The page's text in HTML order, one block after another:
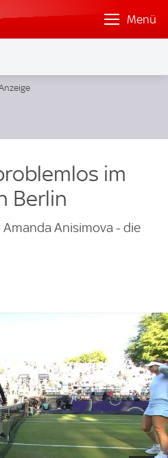
Menü
im
Berlin
Anisimova - die